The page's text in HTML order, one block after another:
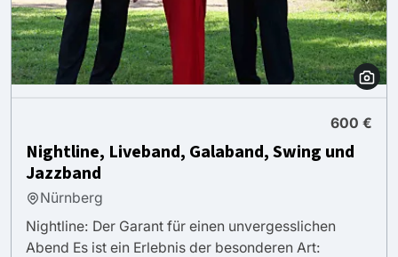
600 €
Nightline, Liveband, Galaband, Swing und
Jazzband
Nürnberg
Nightline: Der Garant für einen unvergesslichen
Abend Es ist ein Erlebnis der besonderen Art: